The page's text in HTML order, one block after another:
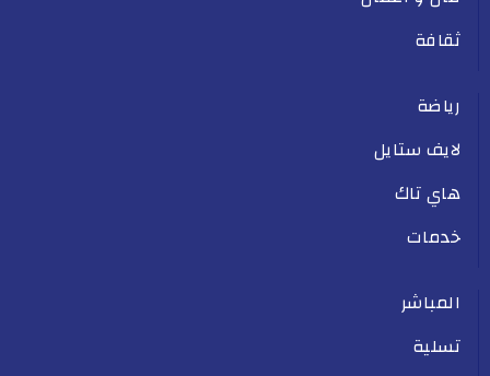
ثقافة
رياضة
لايف ستايل
هاي تاك
خدمات
المباشر
تسلية